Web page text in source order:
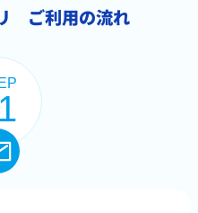
ご利用の流れ